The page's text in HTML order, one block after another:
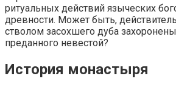
ритуальных действий языческих
древности. Может быть,
стволом засохшего дуба
преданного невестой?
История монастыря